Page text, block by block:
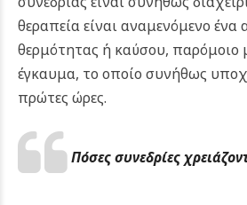
θεραπεία είναι αναμενόμενο ένα
θερμότητας ή καύσου, παρόμοιο
έγκαυμα, το οποίο συνήθως
πρώτες ώρες.
Πόσες συνεδρίες